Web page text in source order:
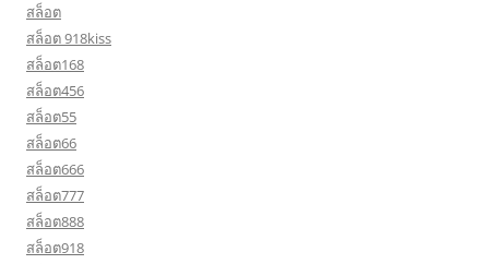
สล็อต
สล็อต 918kiss
สล็อต168
สล็อต456
สล็อต55
สล็อต66
สล็อต666
สล็อต777
สล็อต888
สล็อต918